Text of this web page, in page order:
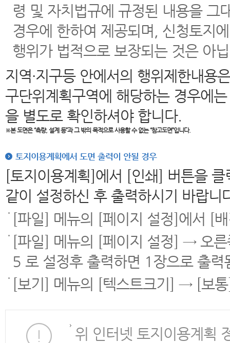
령 및 자치법규에 규정된 내용을 그
경우에 한하여 제공되며, 신청토지
행위가 법적으로 보장되는 것은 아
지역·지구등 안에서의 행위제한내용
구단위계획구역에 해당하는 경우에
을 별도로 확인하셔야 합니다.
※본 도면은“측량, 설계 등”과 그 밖의 목적으로 사용할 수 없는 “참고도면”입니다.
토지이용계획에서 도면 출력이 안될 경우
[토지이용계획]에서 [인쇄] 버튼을
같이 설정하신 후 출력하시기 바랍니
[파일] 메뉴의 [페이지 설정]에서 [
[파일] 메뉴의 [페이지 설정] → 오
5 로 설정후 출력하면 1장으로 출력
[보기] 메뉴의 [텍스트크기] → [보
위 인터넷 토지이용계획